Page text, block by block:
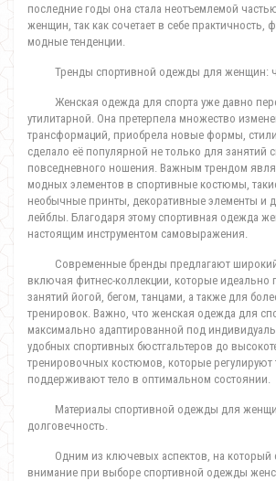
последние годы она стала неотъемлемой
женщин, так как сочетает в себе практичность,
модные тенденции.
Тренды спортивной одежды для женщин:
Женская одежда для спорта уже давно
утилитарной. Она претерпела множество
трансформаций, приобрела новые формы, стили
сделало её популярной не только для занятий
повседневного ношения. Важным трендом
модных элементов в спортивные костюмы,
необычные принты, декоративные элементы и
лейблы. Благодаря этому спортивная одежда
настоящим инструментом самовыражения.
Современные бренды предлагают
включая фитнес-коллекции, которые идеально
занятий йогой, бегом, танцами, а также для
тренировок. Важно, что женская одежда для
максимально адаптированной под
удобных спортивных бюстгальтеров до
тренировочных костюмов, которые регулируют
поддерживают тело в оптимальном состоянии.
Материалы спортивной одежды для
долговечность.
Одним из ключевых аспектов, на который
внимание при выборе спортивной одежды